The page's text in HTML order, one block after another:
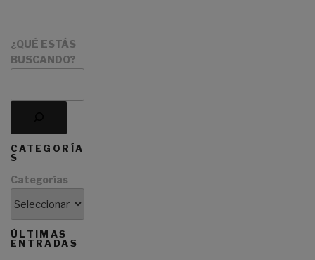
¿QUÉ ESTÁS
BUSCANDO?
CATEGORÍA
S
Categorías
ÚLTIMAS
ENTRADAS